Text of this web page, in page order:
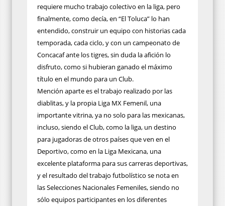
requiere mucho trabajo colectivo en la liga, pero
finalmente, como decía, en “El Toluca” lo han
entendido, construir un equipo con historias cada
temporada, cada ciclo, y con un campeonato de
Concacaf ante los tigres, sin duda la afición lo
disfruto, como si hubieran ganado el máximo
título en el mundo para un Club.
Mención aparte es el trabajo realizado por las
diablitas, y la propia Liga MX Femenil, una
importante vitrina, ya no solo para las mexicanas,
incluso, siendo el Club, como la liga, un destino
para jugadoras de otros países que ven en el
Deportivo, como en la Liga Mexicana, una
excelente plataforma para sus carreras deportivas,
y el resultado del trabajo futbolístico se nota en
las Selecciones Nacionales Femeniles, siendo no
sólo equipos participantes en los diferentes